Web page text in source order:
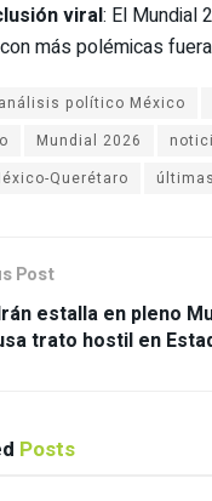
viral: El Mundial
más polémicas
análisis político México
Mundial 2026
Querétaro
Post
estalla en pleno
trato hostil en
Posts